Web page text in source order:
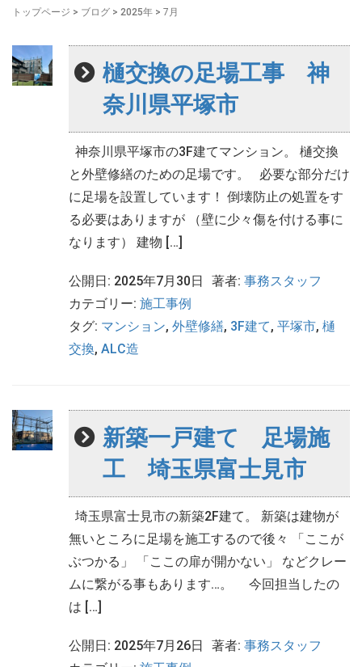
トップページ > ブログ > 2025年 > 7月
樋交換の足場工事 神
奈川県平塚市
神奈川県平塚市の3F建てマンション。 樋交換
と外壁修繕のための足場です。 必要な部分だけ
に足場を設置しています！ 倒壊防止の処置をす
る必要はありますが （壁に少々傷を付ける事に
なります） 建物 […]
公開日: 2025年7月30日 著者: 事務スタッフ
カテゴリー: 施工事例
タグ: マンション, 外壁修繕, 3F建て, 平塚市, 樋
交換, ALC造
新築一戸建て 足場施
工 埼玉県富士見市
埼玉県富士見市の新築2F建て。 新築は建物が
無いところに足場を施工するので後々 「ここが
ぶつかる」 「ここの扉が開かない」 などクレー
ムに繋がる事もあります…。 今回担当したの
は […]
公開日: 2025年7月26日 著者: 事務スタッフ